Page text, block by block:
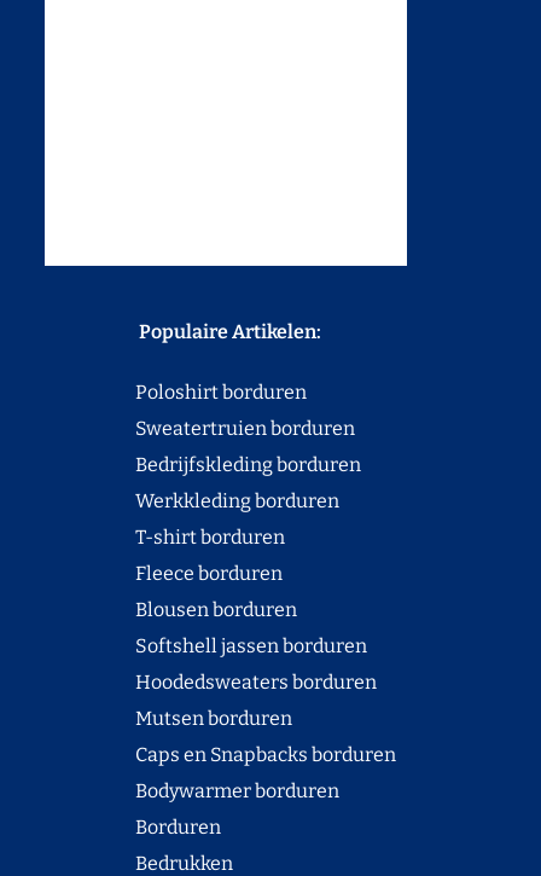
Populaire Artikelen:
Poloshirt borduren
Sweatertruien borduren
Bedrijfskleding borduren
Werkkleding borduren
T-shirt borduren
Fleece borduren
Blousen borduren
Softshell jassen borduren
Hoodedsweaters borduren
Mutsen borduren
Caps en Snapbacks borduren
Bodywarmer borduren
Borduren
Bedrukken